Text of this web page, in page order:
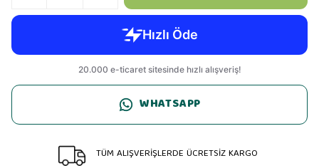
WHATSAPP
TÜM ALIŞVERİŞLERDE ÜCRETSİZ KARGO